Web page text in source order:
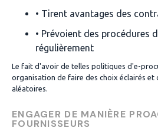
• Tirent avantages des
• Prévoient des procédures
régulièrement
Le fait d'avoir de telles politiques d'e-
organisation de faire des choix éclairés et
aléatoires.
ENGAGER DE MANIÈRE
FOURNISSEURS